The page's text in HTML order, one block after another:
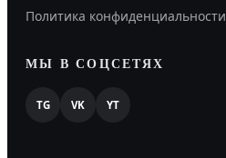
Политика конфиденциальности
МЫ В СОЦСЕТЯХ
TG VK YT